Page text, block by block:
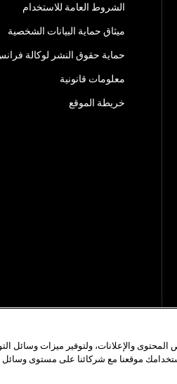
الشروط العامة للاستخدام
ميثاق حماية البيانات الشخصية
حماية حقوق النشر لوكالة
معلومات قانونية
خريطة الموقع
والإعلانات، ولتوفير ميزات وسائل
موقعنا مع شركائنا على مستوى وسائل